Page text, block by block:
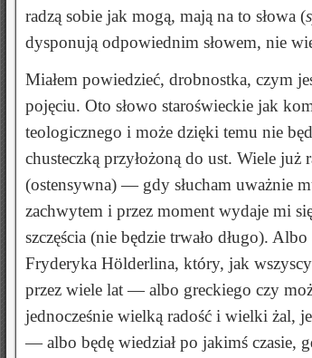
radzą sobie jak mogą, mają na to słowa (
dysponują odpowiednim słowem, nie
Miałem powiedzieć, drobnostka, czym
pojęciu. Oto słowo staroświeckie jak
teologicznego i może dzięki temu nie
chusteczką przyłożoną do ust. Wiele
(ostensywna) — gdy słucham uważnie
zachwytem i przez moment wydaje mi
szczęścia (nie będzie trwało długo).
Fryderyka Hölderlina, który, jak
przez wiele lat — albo greckiego czy
jednocześnie wielką radość i wielki żal,
— albo będę wiedział po jakimś czasie,